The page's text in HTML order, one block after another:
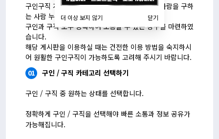
구인구직 게시판은 일자리를 구하는 사람, 일할 사람을 구하
는 사람 누구나 이용이 가능합니다.
구인과 구직 모두 등록하여 소통할 수 있는 창구를 마련하였
습니다.
해당 게시판을 이용하실 때는 건전한 이용 방법을 숙지하시
어 원활한 구인구직이 가능하도록 고려해 주시기 바랍니다.
01
구인 / 구직 카테고리 선택하기
구인 / 구직 중 원하는 상태를 선택합니다.
정확하게 구인 / 구직을 선택해야 빠른 소통과 정보 공유가
가능해집니다.
더 이상 보지 않기 닫기